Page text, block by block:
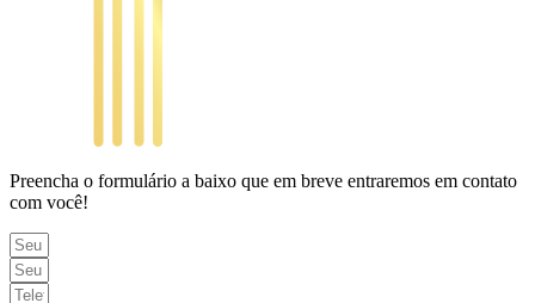
Preencha o formulário a baixo que em breve entraremos em contato
com você!